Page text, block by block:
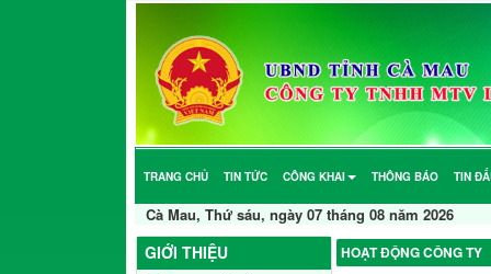
TRANG CHỦ TIN TỨC CÔNG KHAI THÔNG BÁO TIN
Cà Mau, Thứ sáu, ngày 07 tháng 08 năm 2026
GIỚI THIỆU HOẠT ĐỘNG CÔNG TY